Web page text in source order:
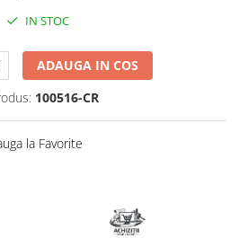
IN STOC
ADAUGA IN COS
100516-CR
la Favorite